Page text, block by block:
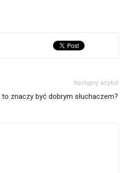
Następny artykuł
to znaczy być dobrym słuchaczem?